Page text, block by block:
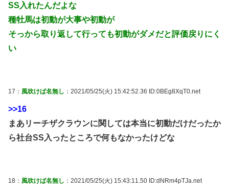
SS入れたんだよな
種牡馬は初動が大事や初動が
そっから取り返して行っても初動がダメだと評価戻りにく
い
17： 風吹けば名無し ：2021/05/25(火) 15:42:52.36 ID:0BEg8XqT0.net
>>16
まあリーチザクラウンに関しては本当に初動だけだったか
ら社台SS入ったところで何もなかったけどな
18： 風吹けば名無し ：2021/05/25(火) 15:43:11.50 ID:dNRm4pTJa.net